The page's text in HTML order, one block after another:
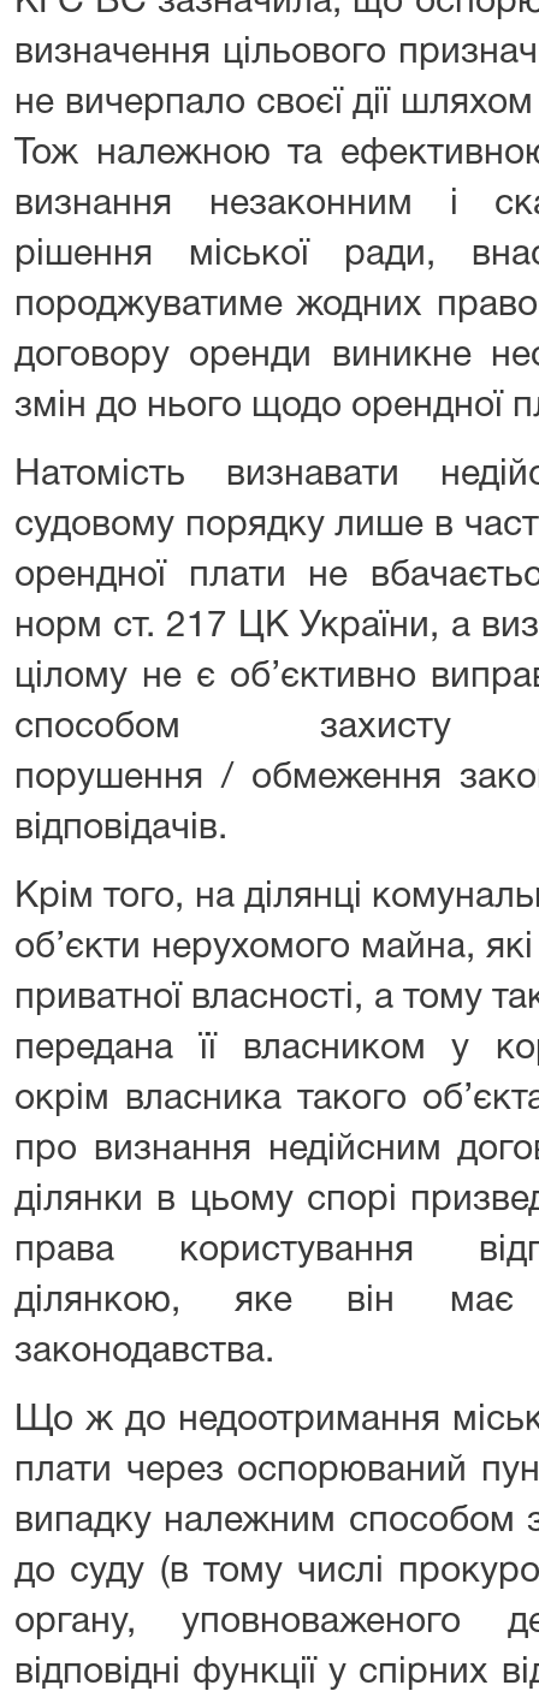
визначення цільового
не вичерпало своєї дії
Тож належною та
визнання незаконним і
рішення міської ради,
породжуватиме жодних
договору оренди виникне
змін до нього щодо орендної
Натомість визнавати
судовому порядку лише в
орендної плати не
норм ст. 217 ЦК України, а
цілому не є об’єктивно
способом
порушення / обмеження
відповідачів.
Крім того, на ділянці
об’єкти нерухомого майна,
приватної власності, а тому
передана її власником у
окрім власника такого
про визнання недійсним
ділянки в цьому спорі
права користування
ділянкою, яке він
законодавства.
Що ж до недоотримання
плати через оспорюваний
випадку належним способом
до суду (в тому числі
органу, уповноваженого
відповідні функції у спірних